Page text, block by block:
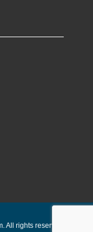
All rights reserved.